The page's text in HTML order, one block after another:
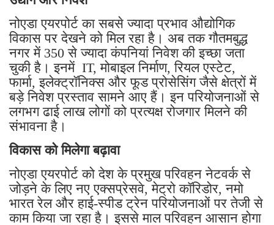
नोएडा एयरपोर्ट का सबसे ज्यादा प्रभाव औद्योगिक
विकास पर देखने को मिल रहा है। अब तक गौतमबुद्ध
नगर में 350 से ज्यादा कंपनियां निवेश की इच्छा जता
चुकी है। इनमें IT, मोबाइल निर्माण, रियल एस्टेट,
फार्मा, इलेक्ट्रॉनिक्स और फूड प्रोसेसिंग जैसे क्षेत्रों में
बड़े निवेश प्रस्ताव सामने आए हैं। इन परियोजनाओं से
लगभग ढाई लाख लोगों को प्रत्यक्ष रोजगार मिलने की
संभावना है।
विकास को मिलेगा बढ़ावा
नोएडा एयरपोर्ट को देश के प्रमुख परिवहन नेटवर्क से
जोड़ने के लिए नए एक्सप्रेसवे, मेट्रो कॉरिडोर, नमो
भारत रेल और हाई-स्पीड ट्रेन परियोजनाओं पर तेजी से
काम किया जा रहा है। इससे माल परिवहन आसान होगा